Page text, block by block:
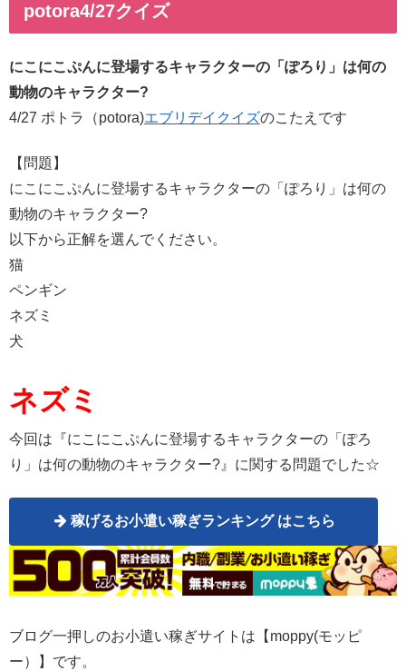
potora4/27クイズ
にこにこぷんに登場するキャラクターの「ぽろり」は何の
動物のキャラクター?
4/27 ポトラ（potora)エブリデイクイズのこたえです
【問題】
にこにこぷんに登場するキャラクターの「ぽろり」は何の
動物のキャラクター?
以下から正解を選んでください。
猫
ペンギン
ネズミ
犬
ネズミ
今回は『にこにこぷんに登場するキャラクターの「ぽろ
り」は何の動物のキャラクター?』に関する問題でした☆
稼げるお小遣い稼ぎランキング はこちら
ブログ一押しのお小遣い稼ぎサイトは【moppy(モッピ
ー）】です。